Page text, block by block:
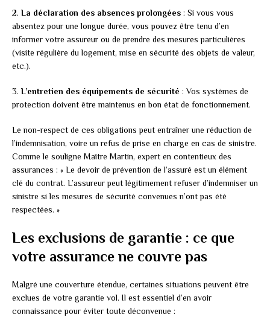
2.La déclaration des absences prolongées : Si vous vous
absentez pour une longue durée, vous pouvez être tenu d’en
informer votre assureur ou de prendre des mesures particulières
(visite régulière du logement, mise en sécurité des objets de valeur,
etc.).
3.L’entretien des équipements de sécurité : Vos systèmes de
protection doivent être maintenus en bon état de fonctionnement.
Le non-respect de ces obligations peut entraîner une réduction de
l’indemnisation, voire un refus de prise en charge en cas de sinistre.
Comme le souligne Maître Martin, expert en contentieux des
assurances : « Le devoir de prévention de l’assuré est un élément
clé du contrat. L’assureur peut légitimement refuser d’indemniser un
sinistre si les mesures de sécurité convenues n’ont pas été
respectées. »
Les exclusions de garantie : ce que
votre assurance ne couvre pas
Malgré une couverture étendue, certaines situations peuvent être
exclues de votre garantie vol. Il est essentiel d’en avoir
connaissance pour éviter toute déconvenue :